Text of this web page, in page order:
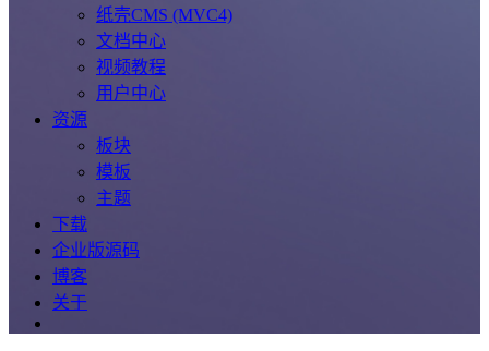
纸壳CMS (MVC4)
文档中心
视频教程
用户中心
资源
板块
模板
主题
下载
企业版源码
博客
关于